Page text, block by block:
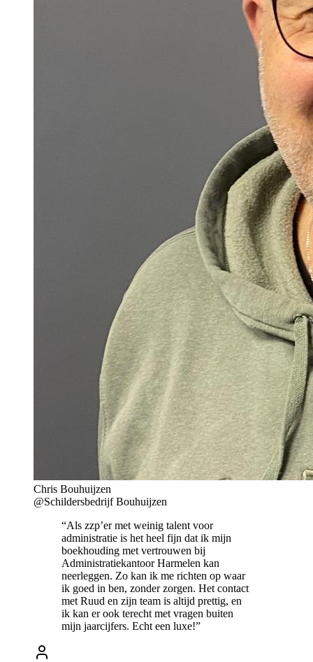
Chris Bouhuijzen
@Schildersbedrijf Bouhuijzen
“Als zzp’er met weinig talent voor
administratie is het heel fijn dat ik mijn
boekhouding met vertrouwen bij
Administratiekantoor Harmelen kan
neerleggen. Zo kan ik me richten op waar
ik goed in ben, zonder zorgen. Het contact
met Ruud en zijn team is altijd prettig, en
ik kan er ook terecht met vragen buiten
mijn jaarcijfers. Echt een luxe!”